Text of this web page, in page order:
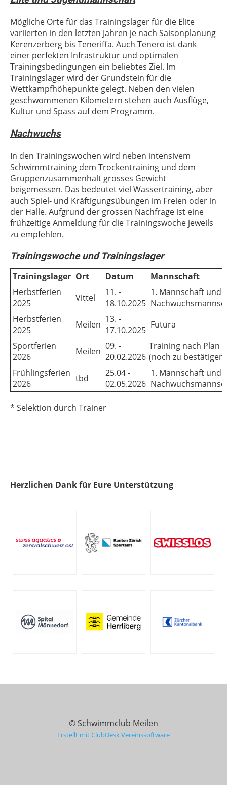
Mögliche Orte für das Trainingslager für die Elite
variierten in den letzten Jahren je nach Saisonplanung
Kerenzerberg bis Teneriffa. Auch Tenero ist dank
einer perfekten Infrastruktur und optimalen
Trainingsbedingungen ein beliebtes Ziel. Im
Trainingslager wird der Grundstein für die
Wettkampfhöhepunkte gelegt. Neben den vielen
geschwommenen Kilometern stehen auch Ausflüge,
Kultur und Spass auf dem Programm.
Nachwuchs
In den Trainingswochen wird neben intensivem
Schwimmtraining dem Trockentraining und dem
Gruppenzusammenhalt grosses Gewicht
beigemessen. Das bedeutet viel Wassertraining, aber
auch Spiel- und Kräftigungsübungen im Freien oder in
der Halle. Aufgrund der grossen Nachfrage ist eine
frühzeitige Anmeldung für die Trainingswoche jeweils
zu empfehlen.
Trainingswoche und Trainingslager
Trainingslager Ort Datum
Mannschaft
Herbstferien
2025
Vittel
11. -
18.10.2025
1. Mannschaft und
Herbstferien
2025
Meilen 13. -
17.10.2025 Futura
Sportferien
2026
Meilen 09. -
20.02.2026
Training nach Plan
(noch zu bestätigen)
Frühlingsferien
2026
tbd
25.04 -
02.05.2026
1. Mannschaft und
* Selektion durch Trainer
Herzlichen Dank für Eure Unterstützung
© Schwimmclub Meilen
Erstellt mit ClubDesk Vereinssoftware